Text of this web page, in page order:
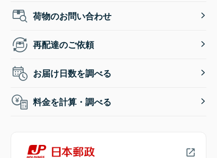
荷物のお問い合わせ
再配達のご依頼
お届け日数を調べる
料金を計算・調べる